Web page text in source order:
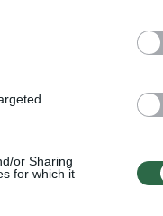
or Sharing
for which it
greičiu.
modelių –
o ne generuoja